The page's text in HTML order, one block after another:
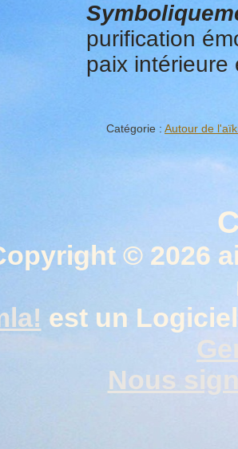
purification
paix intérieure
Catégorie : Autour de
© 2026
est un
Nous